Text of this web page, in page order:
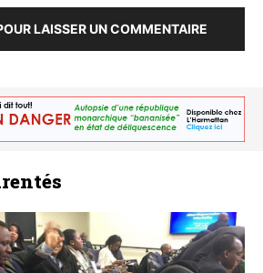
LAISSER UN COMMENTAIRE